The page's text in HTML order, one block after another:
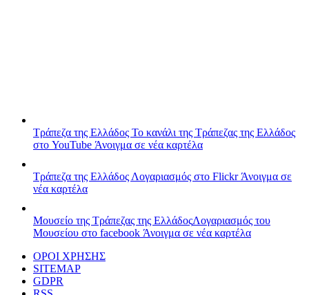
Τράπεζα της Ελλάδος Το κανάλι της Τράπεζας της Ελλάδος
στο YouTube Άνοιγμα σε νέα καρτέλα
Τράπεζα της Ελλάδος Λογαριασμός στο FlickrΆνοιγμα σε
νέα καρτέλα
Μουσείο της Τράπεζας της ΕλλάδοςΛογαριασμός του
Μουσείου στο facebook Άνοιγμα σε νέα καρτέλα
ΟΡΟΙ ΧΡΗΣΗΣ
SITEMAP
GDPR